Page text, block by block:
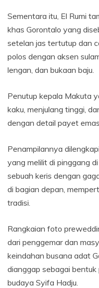
Sementara itu, El Rumi
khas Gorontalo yang
setelan jas tertutup dan
polos dengan aksen
lengan, dan bukaan baju.
Penutup kepala Makuta
kaku, menjulang tinggi,
dengan detail payet
Penampilannya
yang melilit di pinggang
sebuah keris dengan
di bagian depan,
tradisi.
Rangkaian foto
dari penggemar dan
keindahan busana adat
dianggap sebagai
budaya Syifa Hadju.